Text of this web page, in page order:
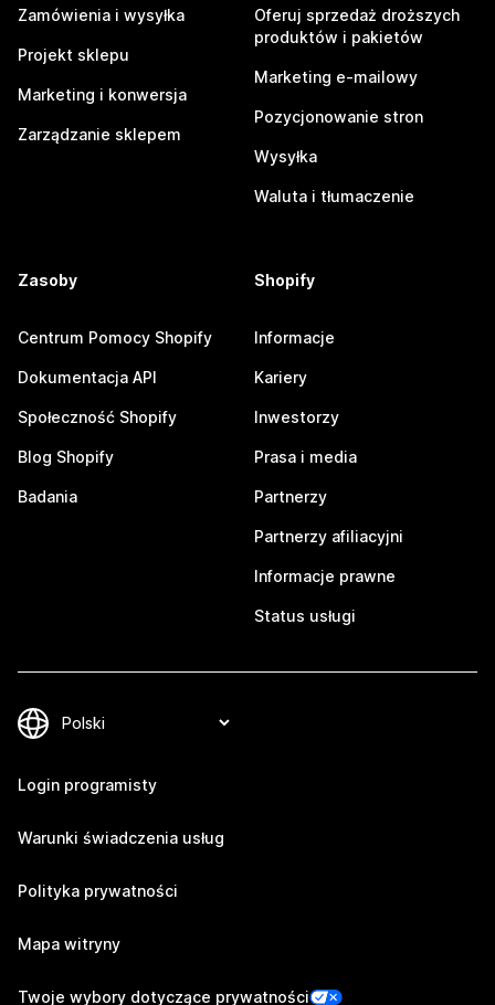
Zamówienia i wysyłka
Projekt sklepu
Marketing i konwersja
Zarządzanie sklepem
Oferuj sprzedaż droższych
produktów i pakietów
Marketing e-mailowy
Pozycjonowanie stron
Wysyłka
Waluta i tłumaczenie
Zasoby
Centrum Pomocy Shopify
Dokumentacja API
Społeczność Shopify
Blog Shopify
Badania
Shopify
Informacje
Kariery
Inwestorzy
Prasa i media
Partnerzy
Partnerzy afiliacyjni
Informacje prawne
Status usługi
Login programisty
Warunki świadczenia usług
Polityka prywatności
Mapa witryny
Twoje wybory dotyczące prywatności